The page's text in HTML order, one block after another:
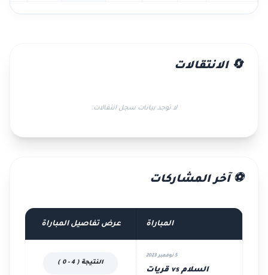
🔄 الانتقالات
لا توجد بيانات سجل انتقالات.
⚽ آخر المشاركات
المباراة عرض تفاصيل المباراة
5 نوفمبر 2023
السلام vs قريات
النتيجة ( 4 - 0 )